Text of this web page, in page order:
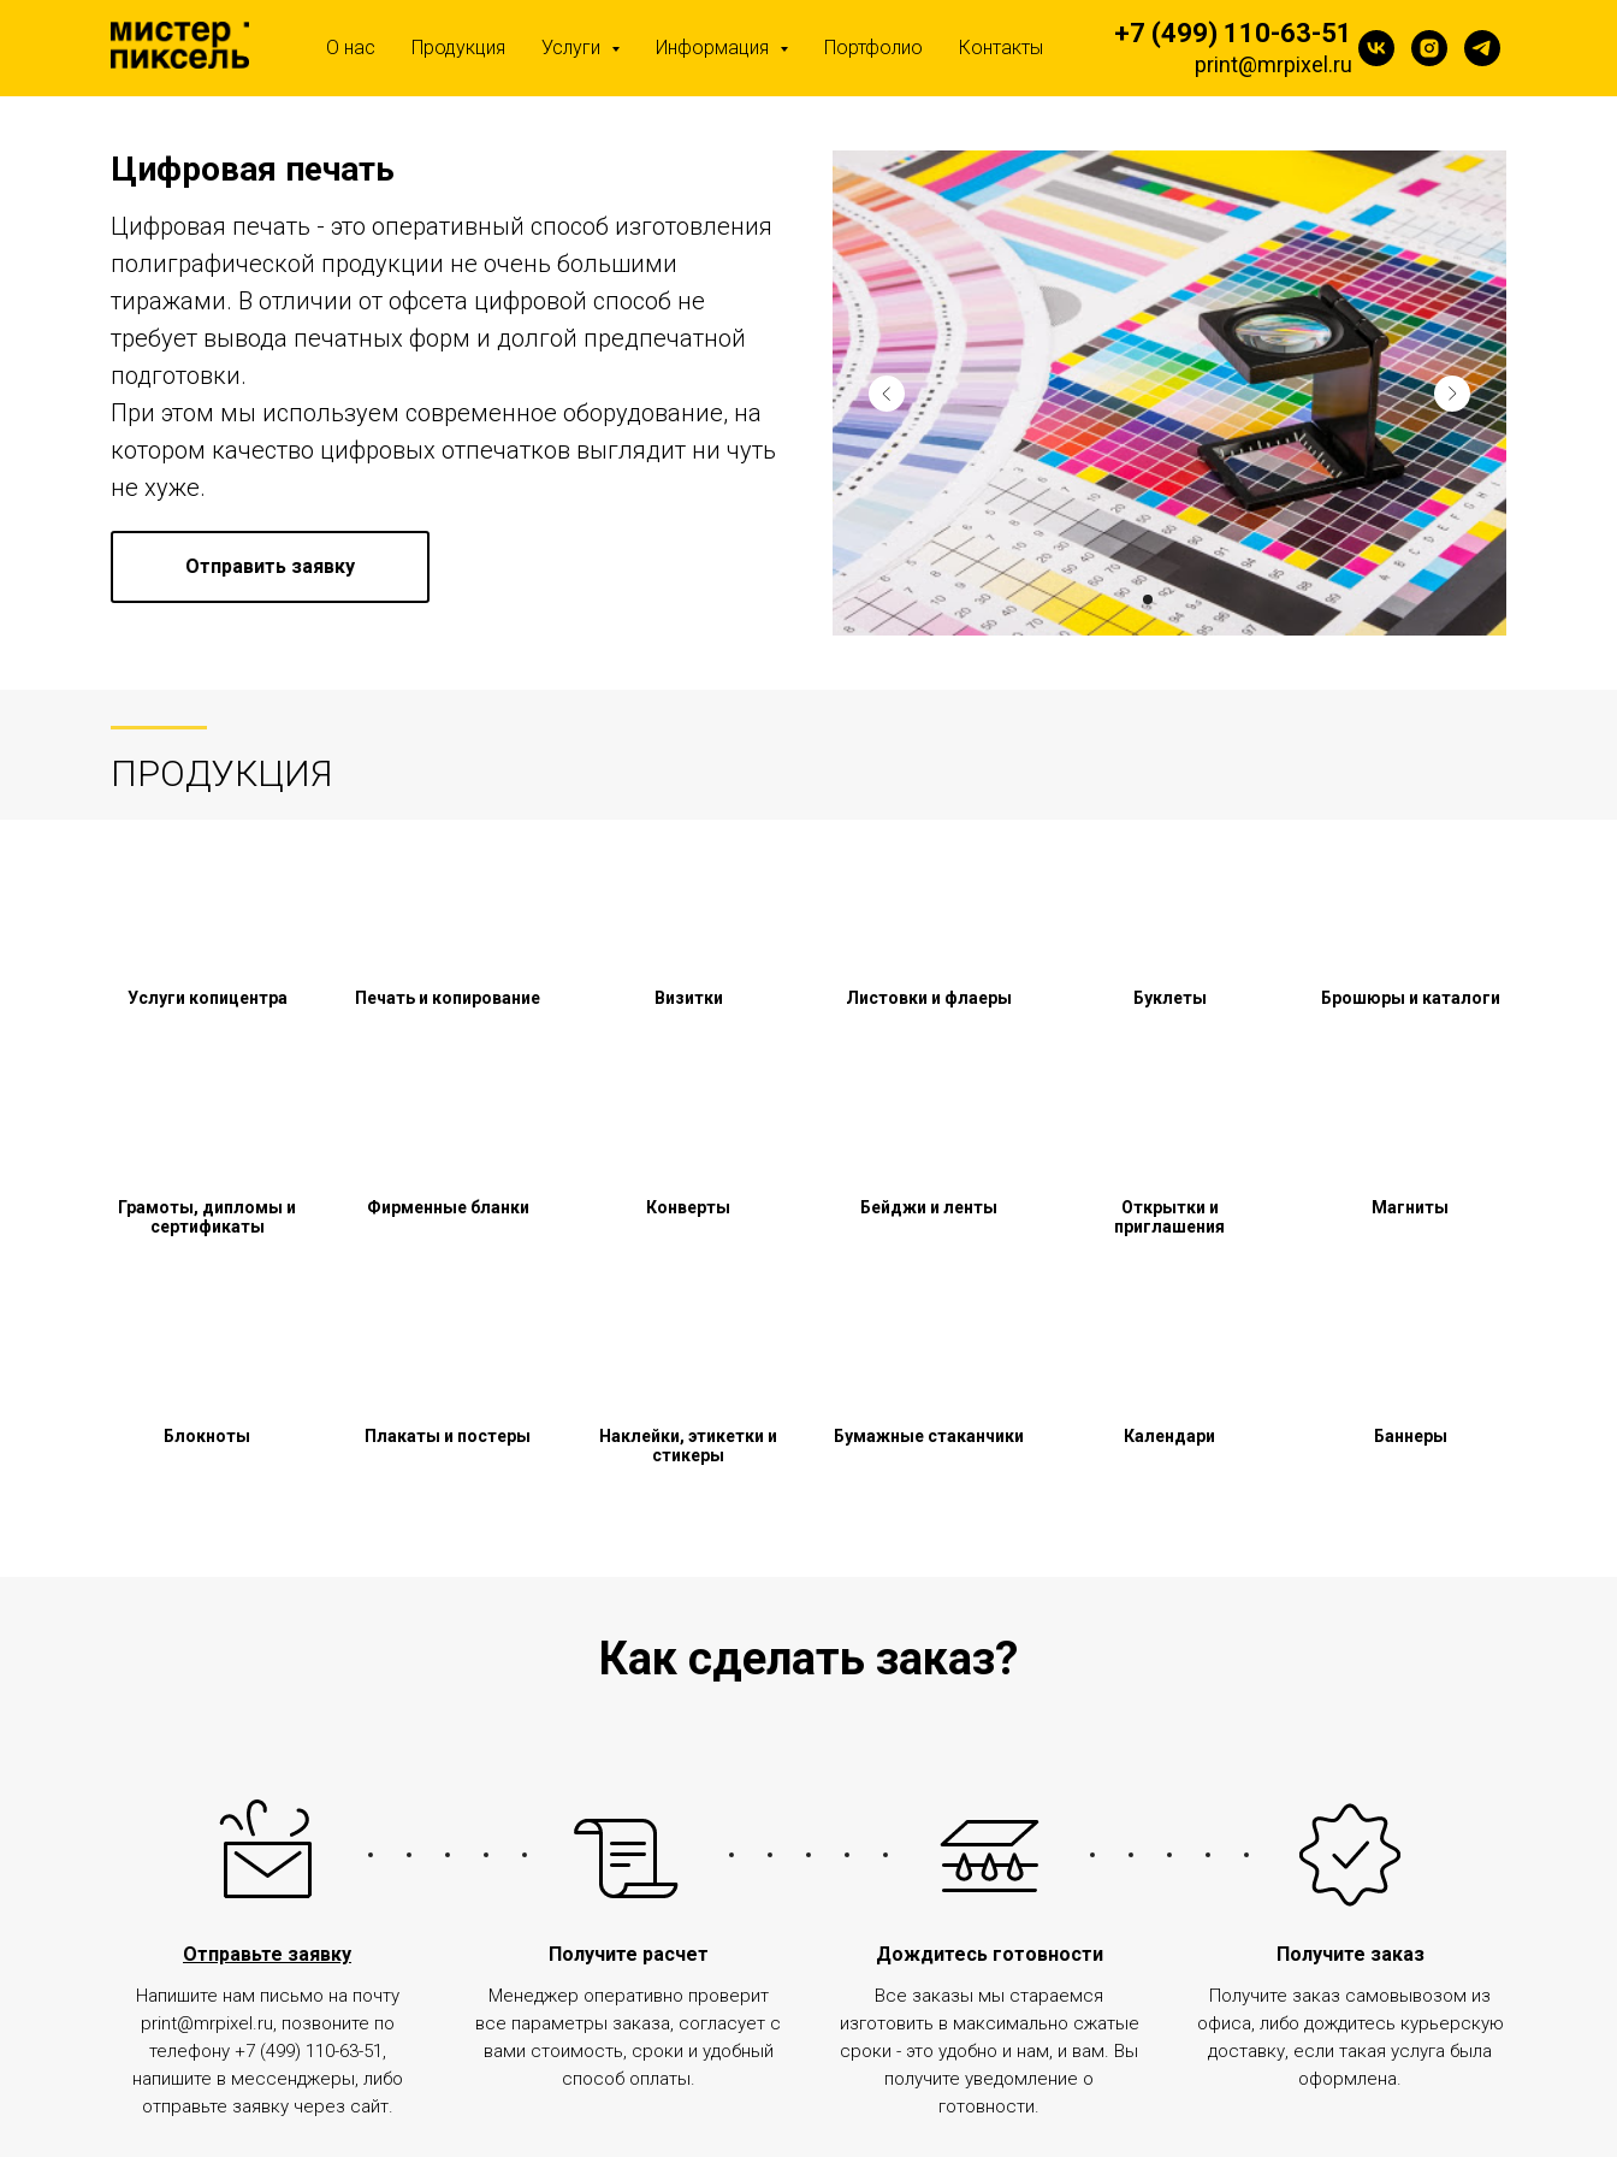
О нас Продукция Услуги Информация Портфолио Контакты +7 (499) 110-63-51
print@mrpixel.ru
Цифровая печать
Цифровая печать - это оперативный способ изготовления
полиграфической продукции не очень большими
тиражами. В отличии от офсета цифровой способ не
требует вывода печатных форм и долгой предпечатной
подготовки.
При этом мы используем современное оборудование, на
котором качество цифровых отпечатков выглядит ни чуть
не хуже.
Отправить заявку
ПРОДУКЦИЯ
Услуги копицентра Печать и копирование Визитки Листовки и флаеры Буклеты Брошюры и каталоги
Грамоты, дипломы и
сертификаты
Фирменные бланки Конверты Бейджи и ленты
Открытки и
приглашения
Магниты
Блокноты Плакаты и постеры
Наклейки, этикетки и
стикеры
Бумажные стаканчики Календари Баннеры
Как сделать заказ?
Отправьте заявку
Напишите нам письмо на почту
print@mrpixel.ru, позвоните по
телефону +7 (499) 110-63-51,
напишите в мессенджеры, либо
отправьте заявку через сайт.
Получите расчет
Менеджер оперативно проверит
все параметры заказа, согласует с
вами стоимость, сроки и удобный
способ оплаты.
Дождитесь готовности
Все заказы мы стараемся
изготовить в максимально сжатые
сроки - это удобно и нам, и вам. Вы
получите уведомление о
готовности.
Получите заказ
Получите заказ самовывозом из
офиса, либо дождитесь курьерскую
доставку, если такая услуга была
оформлена.